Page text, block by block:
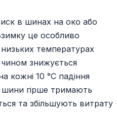
в шинах на око або
це особливо
температурах
знижується
кожні 10 °C падіння
шини гірше тримають
та збільшують витрату